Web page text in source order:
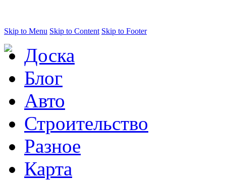
Skip to Menu Skip to Content Skip to Footer
Доска
Блог
Авто
Строительство
Разное
Карта